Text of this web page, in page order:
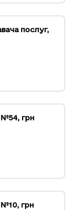
послуг,
№54, грн
№10, грн